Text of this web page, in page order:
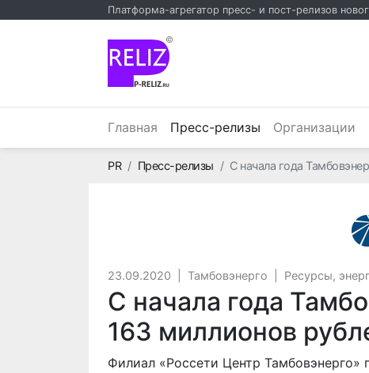
Платформа-агрегатор пресс- и пост-релизов
©
Главная Пресс-релизы (текущий)
Организации
PRГлавная
Пресс-релизы С начала года
23.09.2020 Тамбовэнерго Ресурсы,
С начала года
163 миллионов
Филиал «Россети Центр Тамбовэнерго»